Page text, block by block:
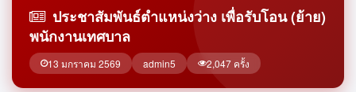
ประชาสัมพันธ์ตำแหน่งว่าง เพื่อรับโอน (ย้าย)
พนักงานเทศบาล
13 มกราคม 2569 admin5 2,047 ครั้ง